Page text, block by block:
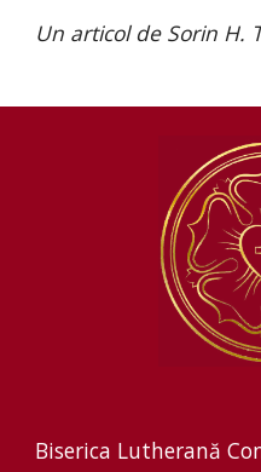
Un articol de Sorin H.
Biserica Lutherană